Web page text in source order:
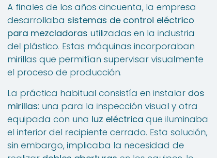
A finales de los años cincuenta, la empresa
desarrollaba sistemas de control eléctrico
para mezcladoras utilizadas en la industria
del plástico. Estas máquinas incorporaban
mirillas que permitían supervisar visualmente
el proceso de producción.
La práctica habitual consistía en instalar dos
mirillas: una para la inspección visual y otra
equipada con una luz eléctrica que iluminaba
el interior del recipiente cerrado. Esta solución,
sin embargo, implicaba la necesidad de